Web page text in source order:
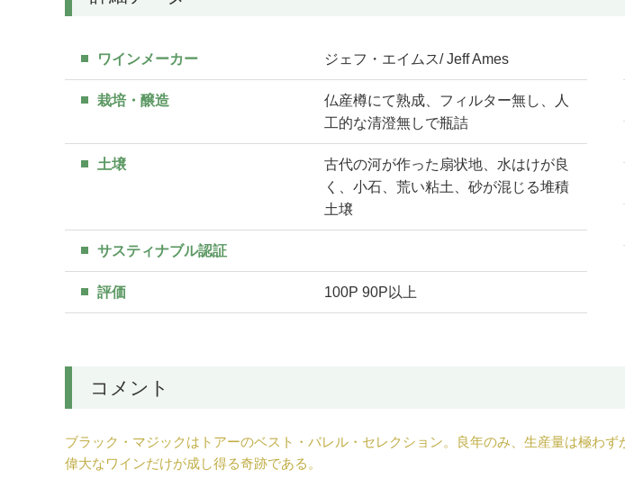
ワインメーカー ジェフ・エイムス/ Jeff Ames
栽培・醸造
仏産樽にて熟成、フィルター無し、人
工的な清澄無しで瓶詰
土壌
古代の河が作った扇状地、水はけが良
く、小石、荒い粘土、砂が混じる堆積
土壌
サスティナブル認証
評価 100P 90P以上
コメント
ブラック・マジックはトアーのベスト・バレル・セレクション。良年のみ、生産量は極わ
偉大なワインだけが成し得る奇跡である。